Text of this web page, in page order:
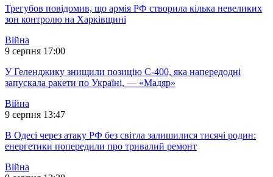
Трегубов повідомив, що армія РФ створила кілька невеликих
зон контролю на Харківщині
Війна
9 серпня 17:00
У Геленджику знищили позицію С-400, яка напередодні
запускала ракети по Україні, — «Мадяр»
Війна
9 серпня 13:47
В Одесі через атаку РФ без світла залишилися тисячі родин:
енергетики попередили про тривалий ремонт
Війна